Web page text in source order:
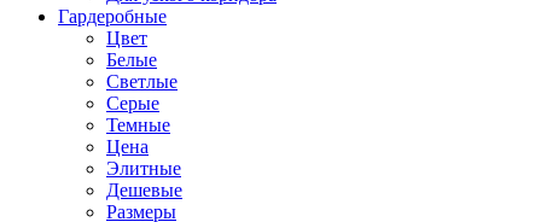
Гардеробные
Цвет
Белые
Светлые
Серые
Темные
Цена
Элитные
Дешевые
Размеры